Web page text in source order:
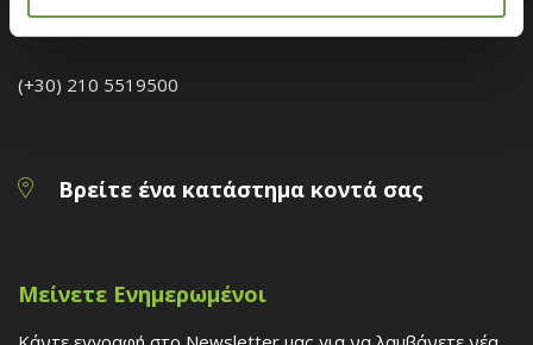
bioclima@druckfarbengroup.com
(+30) 210 5519500
Βρείτε ένα κατάστημα κοντά σας
Μείνετε Ενημερωμένοι